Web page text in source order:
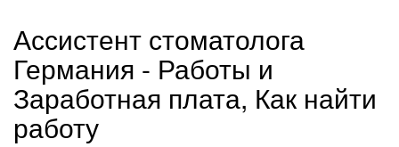
Ассистент стоматолога
Германия - Работы и
Заработная плата, Как найти
работу